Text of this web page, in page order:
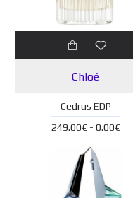
Chloé
Cedrus EDP
249.00€ - 0.00€